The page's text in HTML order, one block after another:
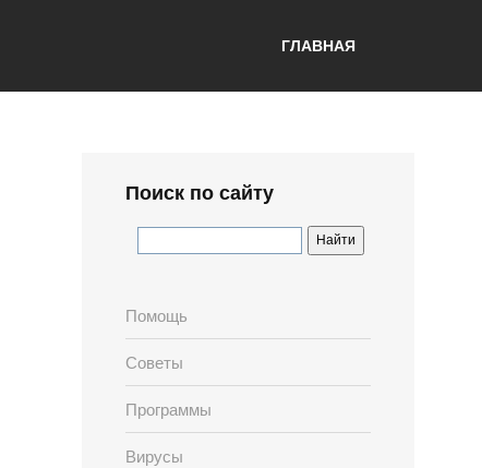
ГЛАВНАЯ
Поиск по сайту
Помощь
Советы
Программы
Вирусы